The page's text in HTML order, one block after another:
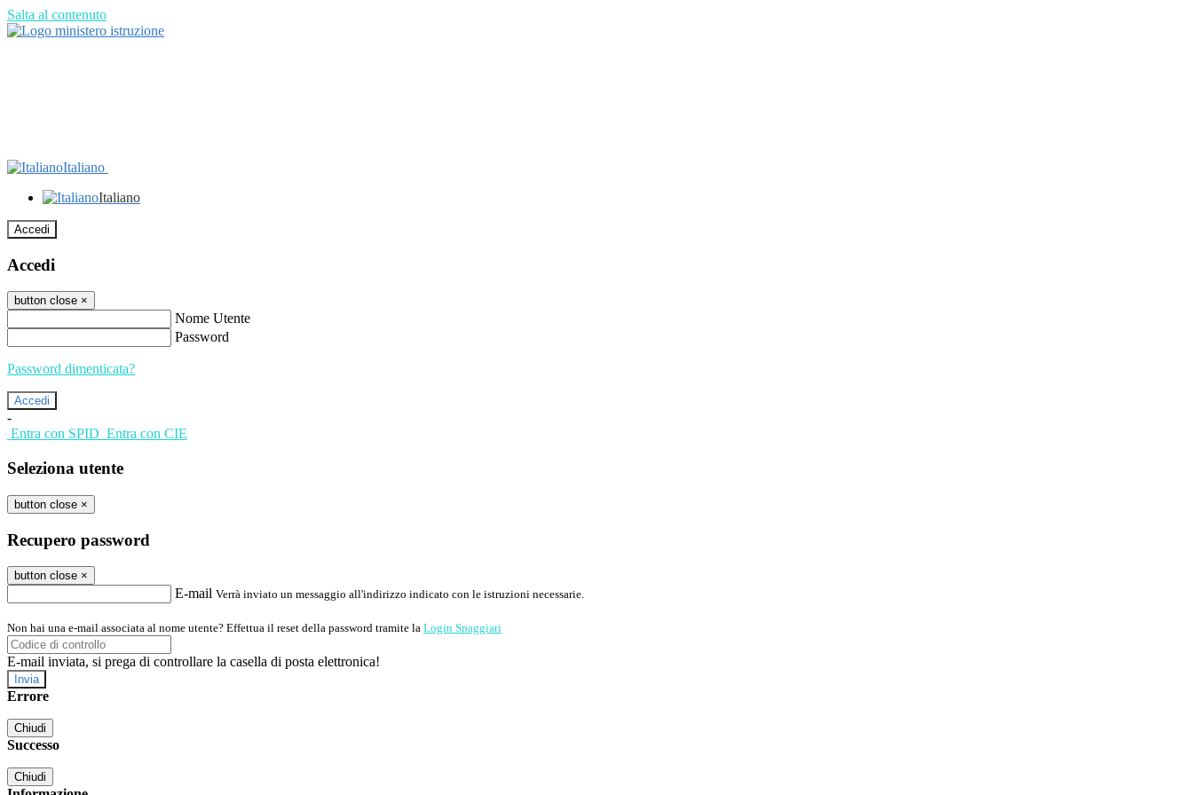
Salta al contenuto
Italiano
Italiano
Accedi
Accedi
button close ×
Nome Utente
Password
Password dimenticata?
-
Entra con SPID Entra con CIE
Seleziona utente
button close ×
Recupero password
button close ×
E-mail Verrà inviato un messaggio all'indirizzo indicato con le istruzioni necessarie.
Non hai una e-mail associata al nome utente? Effettua il reset della password tramite la Login Spaggiari
E-mail inviata, si prega di controllare la casella di posta elettronica!
Errore
Chiudi
Successo
Chiudi